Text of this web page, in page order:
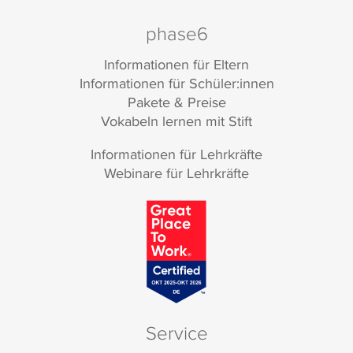
phase6
Informationen für Eltern
Informationen für Schüler:innen
Pakete & Preise
Vokabeln lernen mit Stift
Informationen für Lehrkräfte
Webinare für Lehrkräfte
Service